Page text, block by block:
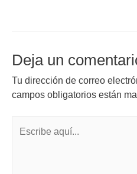
Deja un
Tu dirección de correo
campos obligatorios están